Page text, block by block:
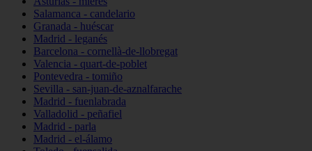
Salamanca - candelario
Granada - huéscar
Madrid - leganés
Barcelona - cornellà-de-llobregat
Valencia - quart-de-poblet
Pontevedra - tomiño
Sevilla - san-juan-de-aznalfarache
Madrid - fuenlabrada
Valladolid - peñafiel
Madrid - parla
Madrid - el-álamo